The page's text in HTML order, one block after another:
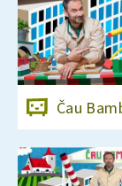
Čau